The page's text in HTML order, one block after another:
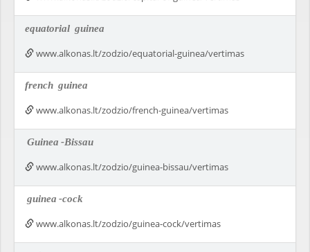
equatorial guinea
www.alkonas.lt/zodzio/equatorial-guinea/vertimas
french guinea
www.alkonas.lt/zodzio/french-guinea/vertimas
Guinea -Bissau
www.alkonas.lt/zodzio/guinea-bissau/vertimas
guinea -cock
www.alkonas.lt/zodzio/guinea-cock/vertimas